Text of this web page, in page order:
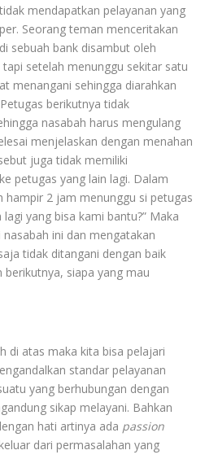
mendapatkan pelayanan yang
Seorang teman menceritakan
sebuah bank disambut oleh
setelah menunggu sekitar satu
menangani sehingga diarahkan
berikutnya tidak
nasabah harus mengulang
menjelaskan dengan menahan
juga tidak memiliki
petugas yang lain lagi. Dalam
hampir 2 jam menunggu si petugas
yang bisa kami bantu?” Maka
ini dan mengatakan
tidak ditangani dengan baik
siapa yang mau
di atas maka kita bisa pelajari
standar pelayanan
yang berhubungan dengan
sikap melayani. Bahkan
hati artinya ada passion
dari permasalahan yang